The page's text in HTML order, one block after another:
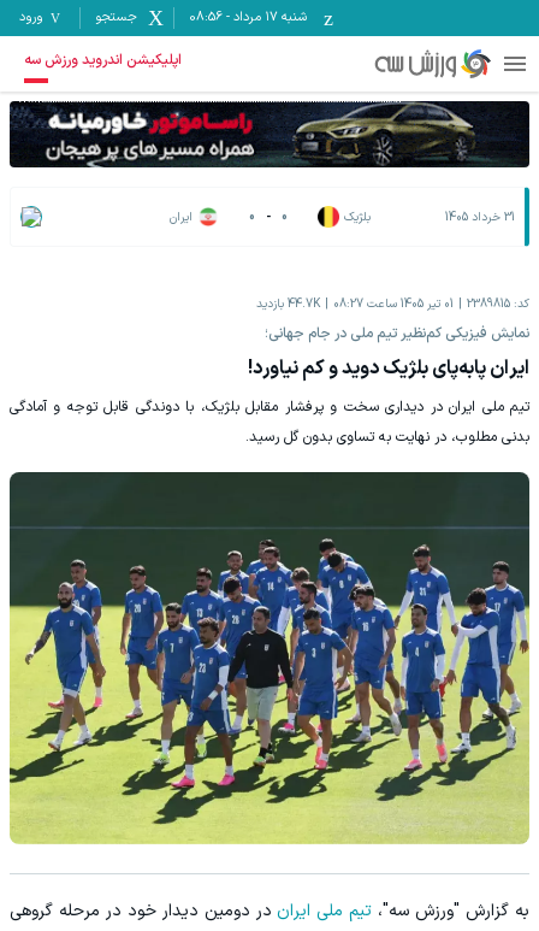
شنبه ۱۷ مرداد -
08:56 جستجو ورود
اپلیکیشن اندروید ورزش سه
31 خرداد 1405 بلژیک 0
-
0 ایران
کد: 2389815 01 تیر 1405 ساعت 08:27 44.7K بازدید
نمایش فیزیکی کم‌نظیر تیم ملی در جام جهانی؛
ایران پابه‌پای بلژیک دوید و کم نیاورد!
تیم ملی ایران در دیداری سخت و پرفشار مقابل بلژیک، با دوندگی قابل توجه و آمادگی
بدنی مطلوب، در نهایت به تساوی بدون گل رسید.
به گزارش "ورزش سه"، تیم ملی ایراندر دومین دیدار خود در مرحله گروهی